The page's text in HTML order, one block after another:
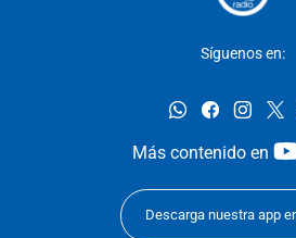
Síguenos en:
whatsappfacebook
Más contenido en
Descarga nuestra app